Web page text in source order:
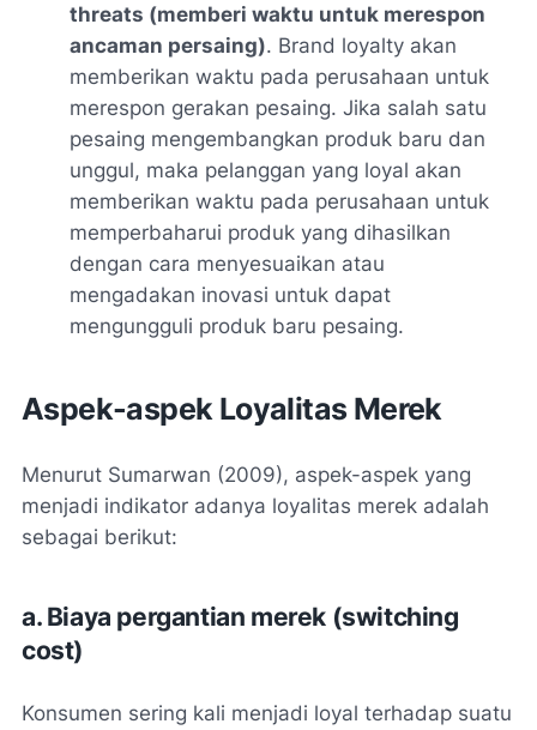
threats (memberi waktu untuk merespon
ancaman persaing). Brand loyalty akan
memberikan waktu pada perusahaan untuk
merespon gerakan pesaing. Jika salah satu
pesaing mengembangkan produk baru dan
unggul, maka pelanggan yang loyal akan
memberikan waktu pada perusahaan untuk
memperbaharui produk yang dihasilkan
dengan cara menyesuaikan atau
mengadakan inovasi untuk dapat
mengungguli produk baru pesaing.
Aspek-aspek Loyalitas Merek
Menurut Sumarwan (2009), aspek-aspek yang
menjadi indikator adanya loyalitas merek adalah
sebagai berikut:
a. Biaya pergantian merek (switching
cost)
Konsumen sering kali menjadi loyal terhadap suatu